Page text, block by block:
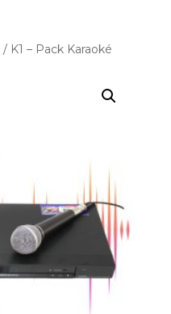
/ K1 – Pack Karaoké